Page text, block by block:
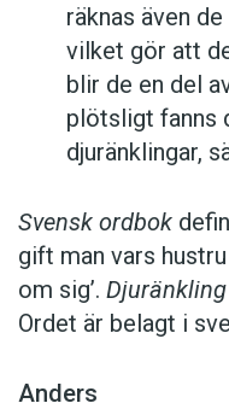
räknas även
vilket gör att
blir de en del
plötsligt fanns
djuränklingar,
Svensk ordbok
gift man vars
om sig’. Djuränkling
Ordet är belagt i
Anders